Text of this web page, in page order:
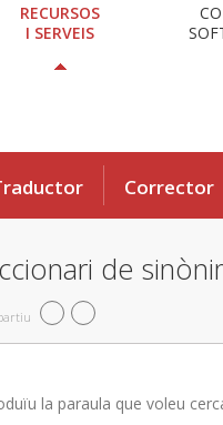
RECURSOS
I SERVEIS
Corrector
de
la paraula que voleu